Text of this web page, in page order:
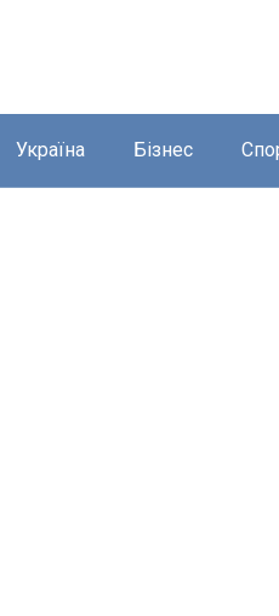
Україна Бізнес